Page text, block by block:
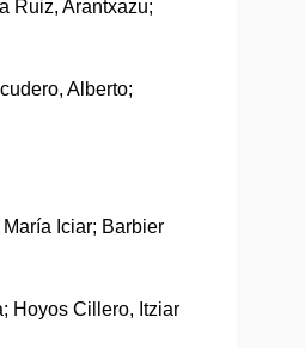
Ruiz, Arantxazu;
Alberto;
Iciar; Barbier
Hoyos Cillero, Itziar